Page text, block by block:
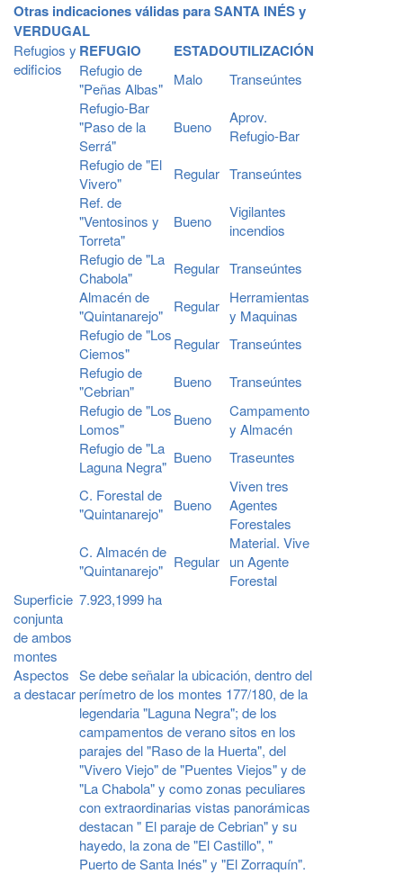
Otras indicaciones válidas para SANTA INÉS y
VERDUGAL
Refugios y
edificios
REFUGIO ESTADOUTILIZACIÓN
Refugio de
"Peñas Albas"
Malo
Transeúntes
Refugio-Bar
"Paso de la
Serrá"
Bueno
Aprov.
Refugio-Bar
Refugio de "El
Vivero"
Regular Transeúntes
Ref. de
"Ventosinos y
Torreta"
Bueno
Vigilantes
incendios
Refugio de "La
Chabola"
Regular Transeúntes
Almacén de
"Quintanarejo"
Regular Herramientas
y Maquinas
Refugio de "Los
Ciemos"
Regular Transeúntes
Refugio de
"Cebrian"
Bueno
Transeúntes
Refugio de "Los
Lomos"
Bueno
Campamento
y Almacén
Refugio de "La
Laguna Negra"
Bueno
Traseuntes
C. Forestal de
"Quintanarejo"
Bueno
Viven tres
Agentes
Forestales
C. Almacén de
"Quintanarejo"
Regular
Material. Vive
un Agente
Forestal
Superficie
conjunta
de ambos
montes
7.923,1999 ha
Aspectos
a destacar
Se debe señalar la ubicación, dentro del
perímetro de los montes 177/180, de la
legendaria "Laguna Negra"; de los
campamentos de verano sitos en los
parajes del "Raso de la Huerta", del
"Vivero Viejo" de "Puentes Viejos" y de
"La Chabola" y como zonas peculiares
con extraordinarias vistas panorámicas
destacan " El paraje de Cebrian" y su
hayedo, la zona de "El Castillo", "
Puerto de Santa Inés" y "El Zorraquín".